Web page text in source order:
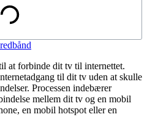
at forbinde dit tv til internettet.
til dit tv uden at skulle
Processen indebærer
mellem dit tv og en mobil
en mobil hotspot eller en